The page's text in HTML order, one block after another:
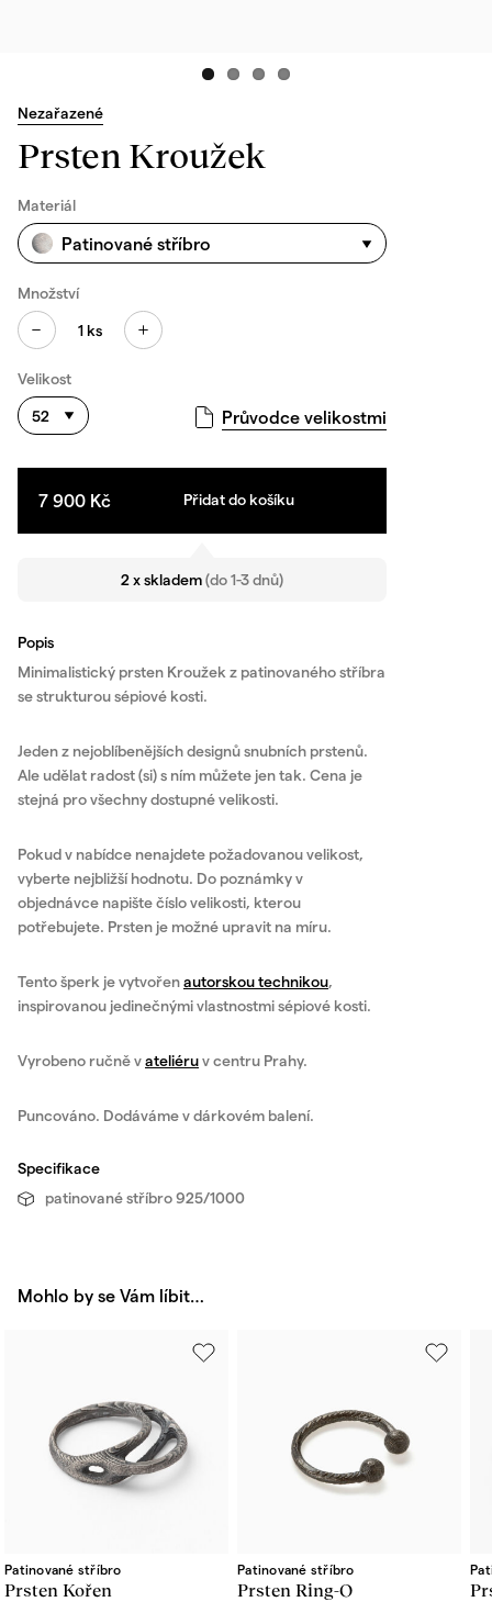
Nezařazené
Prsten Kroužek
Materiál
Patinované stříbro
Množství
1ks
Velikost
52
Průvodce velikostmi
7 900 Kč Přidat do košíku
2 x skladem(do 1-3 dnů)
Popis
Minimalistický prsten Kroužek z patinovaného stříbra
se strukturou sépiové kosti.
Jeden z nejoblíbenějších designů snubních prstenů.
Ale udělat radost (si) s ním můžete jen tak. Cena je
stejná pro všechny dostupné velikosti.
Pokud v nabídce nenajdete požadovanou velikost,
vyberte nejbližší hodnotu. Do poznámky v
objednávce napište číslo velikosti, kterou
potřebujete. Prsten je možné upravit na míru.
Tento šperk je vytvořenautorskou technikou,
inspirovanou jedinečnými vlastnostmi sépiové kosti.
Vyrobeno ručně vateliéruv centru Prahy.
Puncováno. Dodáváme v dárkovém balení.
Specifikace
patinované stříbro 925/1000
Mohlo by se Vám líbit…
Patinované stříbro
Prsten Kořen
Patinované stříbro
Prsten Ring-O